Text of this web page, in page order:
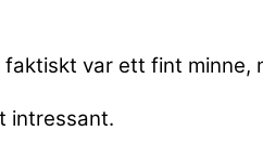
var ett fint minne,
intressant.